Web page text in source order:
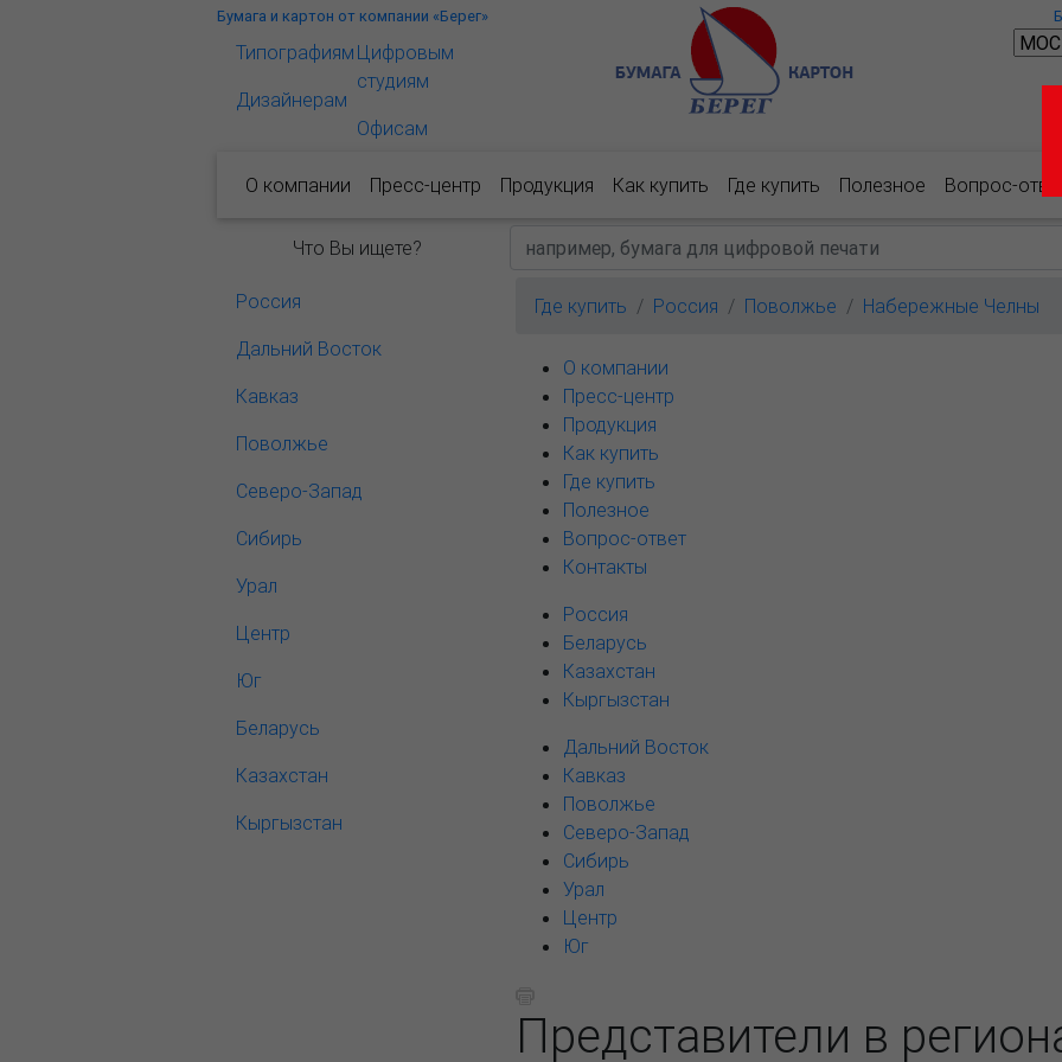
Бумага и картон от компании «Берег»
Типографиям
Дизайнерам
Цифровым
студиям
Офисам
О компании Пресс-центр Продукция Как купить Где купить Полезное Вопрос-
Что Вы ищете?
Россия
Дальний Восток
Кавказ
Поволжье
Северо-Запад
Сибирь
Урал
Центр
Юг
Беларусь
Казахстан
Кыргызстан
Где купить Россия Поволжье Набережные Челны
О компании
Пресс-центр
Продукция
Как купить
Где купить
Полезное
Вопрос-ответ
Контакты
Россия
Беларусь
Казахстан
Кыргызстан
Дальний Восток
Кавказ
Поволжье
Северо-Запад
Сибирь
Урал
Центр
Юг
Представители в